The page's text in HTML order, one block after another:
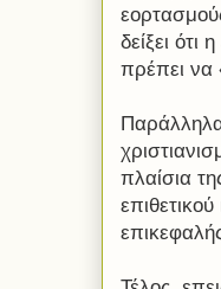
δείξει ότι
πρέπει να
πλαίσια